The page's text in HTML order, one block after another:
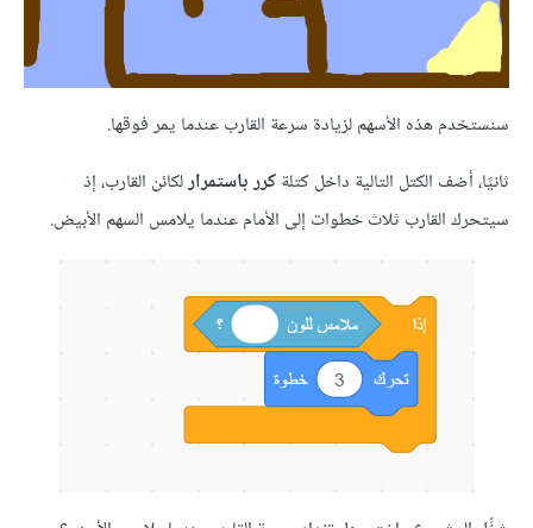
هذه الأسهم لزيادة سرعة القارب عندما يمر فوقها.
الكتل التالية داخل كتلةكرر باستمرارلكائن القارب، إذ
القارب ثلاث خطوات إلى الأمام عندما يلامس السهم الأبيض.